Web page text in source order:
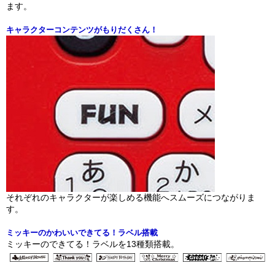
ます。
キャラクターコンテンツがもりだくさん！
それぞれのキャラクターが楽しめる機能へスムーズにつながりま
す。
ミッキーのかわいいできてる！ラベル搭載
ミッキーのできてる！ラベルを13種類搭載。